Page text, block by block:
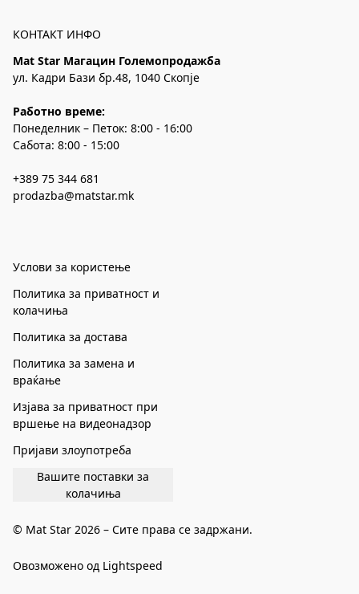
КОНТАКТ ИНФО
Mat Star Магацин Големопродажба
ул. Кадри Бази бр.48, 1040 Скопје
Работно време:
Понеделник – Петок: 8:00 - 16:00
Сабота: 8:00 - 15:00
+389 75 344 681
prodazba@matstar.mk
Услови за користење
Политика за приватност и
колачиња
Политика за достава
Политика за замена и
враќање
Изјава за приватност при
вршење на видеонадзор
Пријави злоупотреба
Вашите поставки за
колачиња
© Mat Star 2026 – Сите права се задржани.
Овозможено од Lightspeed